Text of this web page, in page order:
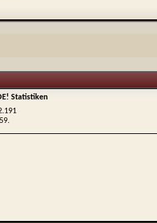
Statistiken
.